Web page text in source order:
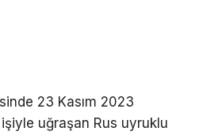
23 Kasım 2023
uğraşan Rus uyruklu